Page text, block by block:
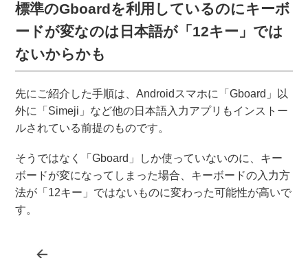
標準のGboardを利用しているのにキーボ
ードが変なのは日本語が「12キー」では
ないからかも
先にご紹介した手順は、Androidスマホに「Gboard」以
外に「Simeji」など他の日本語入力アプリもインストー
ルされている前提のものです。
そうではなく「Gboard」しか使っていないのに、キー
ボードが変になってしまった場合、キーボードの入力方
法が「12キー」ではないものに変わった可能性が高いで
す。